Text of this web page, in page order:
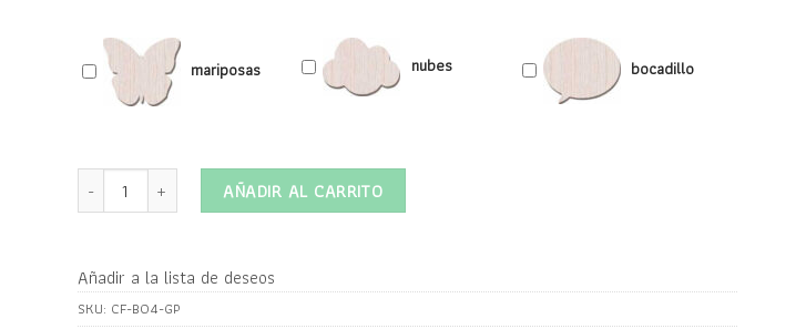
mariposas nubes bocadillo
Cuadro para firmas de Boda modelo 4 con texto personalizado cantidad
AÑADIR AL CARRITO
Añadir a la lista de deseos
SKU: CF-BO4-GP